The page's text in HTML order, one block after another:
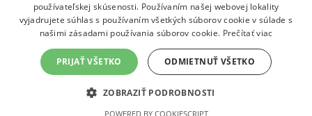
používateľskej skúsenosti. Používaním našej webovej lokality
vyjadrujete súhlas s používaním všetkých súborov cookie v súlade s
našimi zásadami používania súborov cookie. Prečítať viac
PRIJAŤ VŠETKO ODMIETNUŤ VŠETKO
ZOBRAZIŤ PODROBNOSTI
POWERED BY COOKIESCRIPT